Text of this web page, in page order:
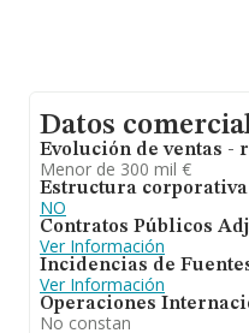
Datos
Evolución de ventas -
Menor de 300 mil €
Estructura
NO
Contratos Públicos
Ver Información
Incidencias de
Ver Información
Operaciones
No constan